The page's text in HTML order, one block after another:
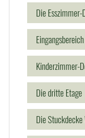
Die Esszimmer-
Eingangsbereich
Kinderzimmer-
Die dritte Etage
Die